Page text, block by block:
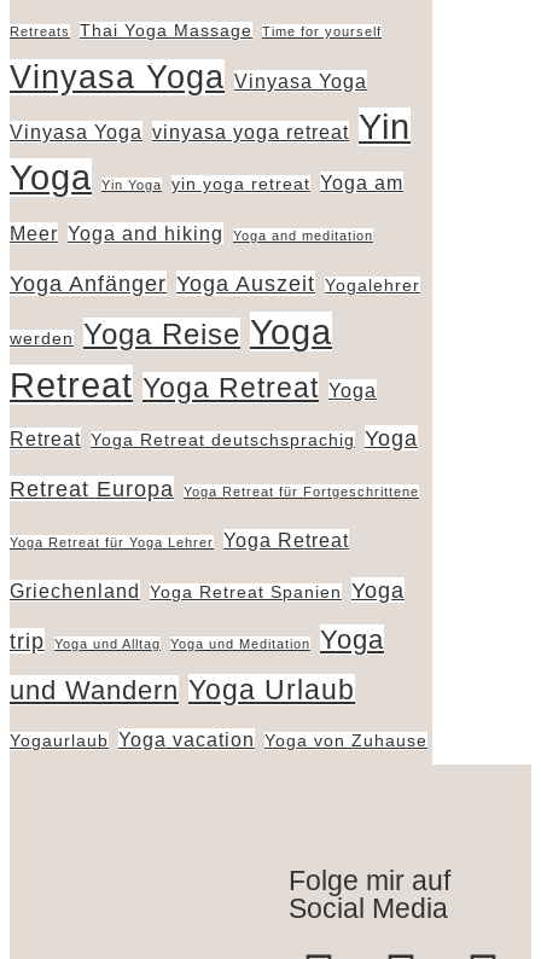
Retreats Thai Yoga Massage Time for yourself
Vinyasa Yoga Vinyasa Yoga
Vinyasa Yoga vinyasa yoga retreat Yin
Yoga
Yin Yoga yin yoga retreat Yoga am
Meer Yoga and hiking Yoga and meditation
Yoga Anfänger Yoga Auszeit Yogalehrer
werden Yoga Reise Yoga
Retreat Yoga Retreat Yoga
Retreat Yoga Retreat deutschsprachig
Yoga
Retreat Europa
Yoga Retreat für Fortgeschrittene
Yoga Retreat für Yoga Lehrer Yoga Retreat
Griechenland Yoga Retreat Spanien
Yoga
trip
Yoga und Alltag Yoga und Meditation
Yoga
und Wandern Yoga Urlaub
Yogaurlaub Yoga vacation Yoga von Zuhause
Folge mir auf
Social Media